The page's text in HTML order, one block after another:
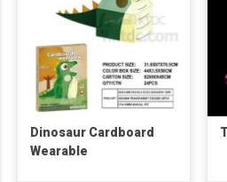
Dinosaur Cardboard
Wearable